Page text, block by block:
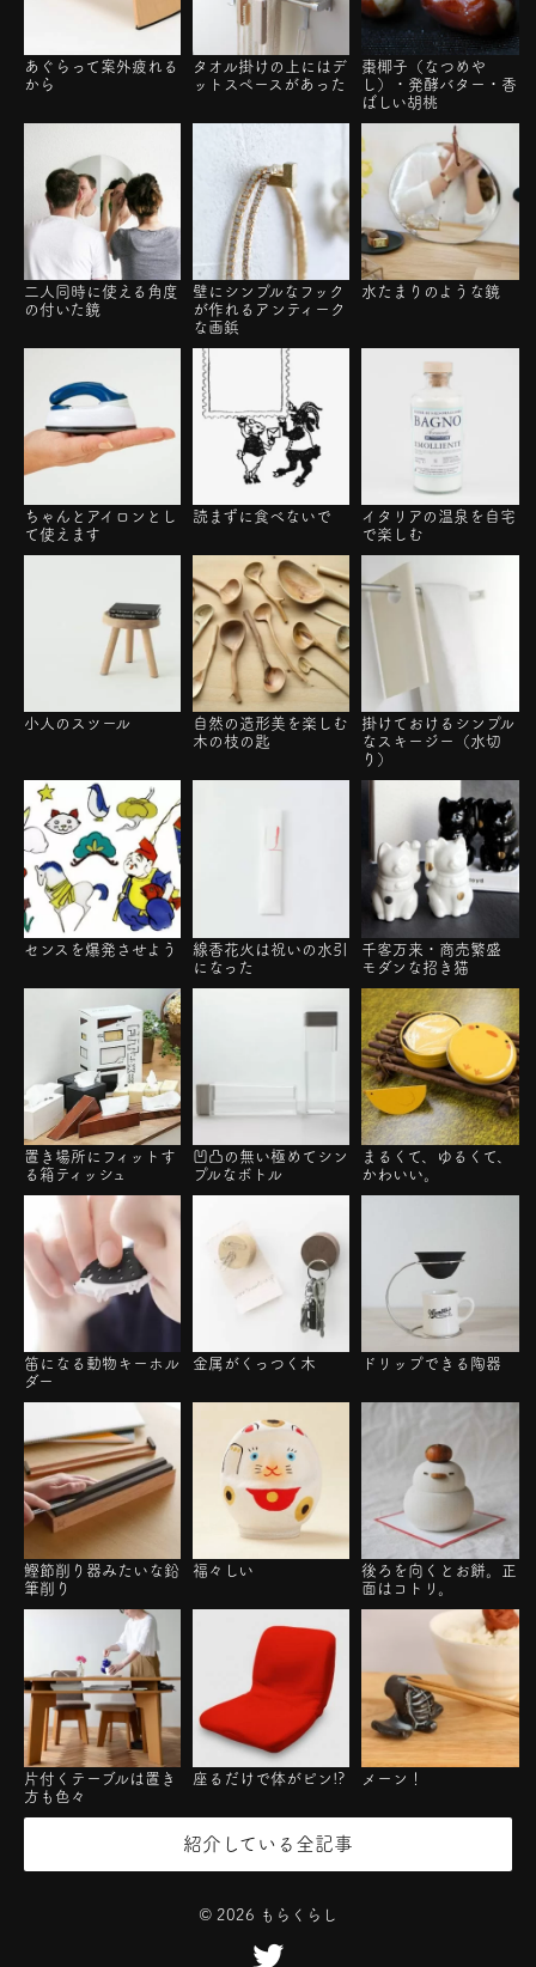
あぐらって案外疲れる
から
タオル掛けの上にはデ
ットスペースがあった
棗椰子（なつめや
し）・発酵バター・香
ばしい胡桃
二人同時に使える角度
の付いた鏡
壁にシンプルなフック
が作れるアンティーク
な画鋲
水たまりのような鏡
ちゃんとアイロンとし
て使えます
読まずに食べないで
イタリアの温泉を自宅
で楽しむ
小人のスツール
自然の造形美を楽しむ
木の枝の匙
掛けておけるシンプル
なスキージー（水切
り）
センスを爆発させよう
線香花火は祝いの水引
になった
千客万来・商売繁盛
モダンな招き猫
置き場所にフィットす
る箱ティッシュ
凹凸の無い極めてシン
プルなボトル
まるくて、ゆるくて、
かわいい。
笛になる動物キーホル
ダー
金属がくっつく木 ドリップできる陶器
鰹節削り器みたいな鉛
筆削り
福々しい
後ろを向くとお餅。正
面はコトリ。
片付くテーブルは置き
方も色々
座るだけで体がピン!? メーン！
紹介している全記事
© 2026 もらくらし